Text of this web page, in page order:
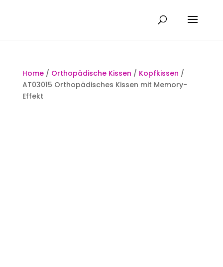
Home/ Orthopädische Kissen / Kopfkissen /
AT03015 Orthopädisches Kissen mit Memory-
Effekt